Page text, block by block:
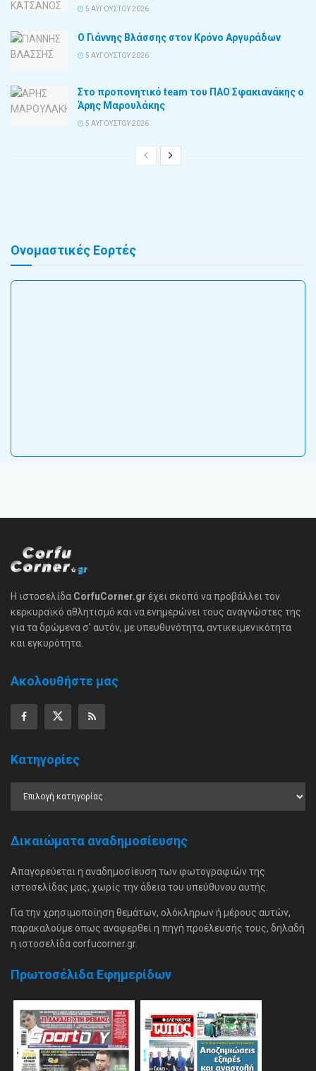
5 ΑΥΓΟΎΣΤΟΥ 2026
Ο Γιάννης Βλάσσης στον Κρόνο Αργυράδων
5 ΑΥΓΟΎΣΤΟΥ 2026
Στο προπονητικό team του ΠΑΟ Σφακιανάκης ο
Άρης Μαρουλάκης
5 ΑΥΓΟΎΣΤΟΥ 2026
Ονομαστικές Εορτές
Η ιστοσελίδα CorfuCorner.gr έχει σκοπό να προβάλλει τον
κερκυραϊκό αθλητισμό και να ενημερώνει τους αναγνώστες της
για τα δρώμενα σ' αυτόν, με υπευθυνότητα, αντικειμενικότητα
και εγκυρότητα.
Ακολουθήστε μας
Κατηγορίες
Δικαιώματα αναδημοσίευσης
Απαγορεύεται η αναδημοσίευση των φωτογραφιών της
ιστοσελίδας μας, χωρίς την άδεια του υπεύθυνου αυτής.
Για την χρησιμοποίηση θεμάτων, ολόκληρων ή μέρους αυτών,
παρακαλούμε όπως αναφερθεί η πηγή προέλευσής τους, δηλαδή
η ιστοσελίδα corfucorner.gr.
Πρωτοσέλιδα Εφημερίδων